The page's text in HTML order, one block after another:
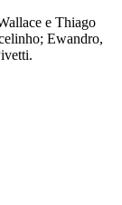
e Thiago
Ewandro,